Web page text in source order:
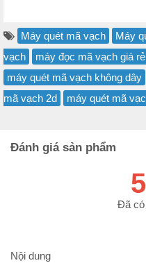
Máy quét mã vạch Máy
vạch
máy đọc mã vạch giá rẻ
máy quét mã vạch không dây
mã vạch 2d
máy quét mã
Đánh giá sản phẩm
Đã có
Nội dung